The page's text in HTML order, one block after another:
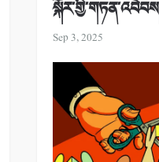
Sep 3, 2025